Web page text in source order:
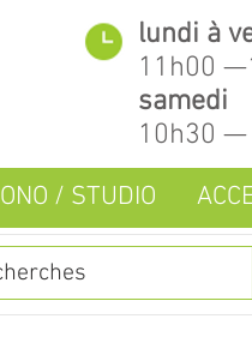
lundi à
11h00
samedi
10h30 —
/ STUDIO